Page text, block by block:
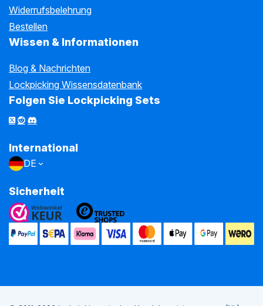
Widerrufsbelehrung
Bestellen
Wissen & Informationen
Blog & Nachrichten
Lockpicking Wissensdatenbank
Folgen Sie Lockpicking Sets
International
DE
Sicherheit